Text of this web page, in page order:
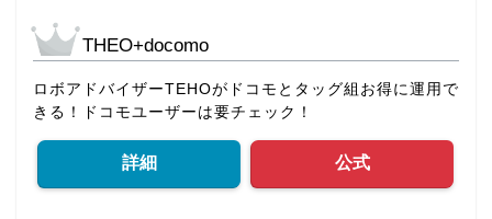
THEO+docomo
ロボアドバイザーTEHOがドコモとタッグ組お得に運用で
きる！ドコモユーザーは要チェック！
詳細 公式